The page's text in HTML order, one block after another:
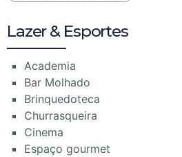
Lazer & Esportes
Academia
Bar Molhado
Brinquedoteca
Churrasqueira
Cinema
Espaço gourmet